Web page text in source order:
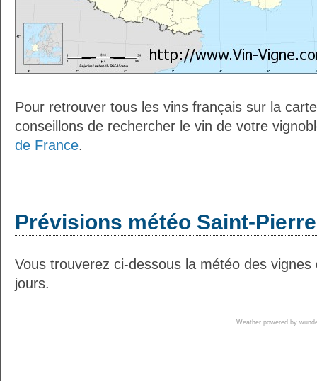
Pour retrouver tous les vins français sur la
conseillons de rechercher le vin de votre
de France.
Prévisions météo Saint-
Vous trouverez ci-dessous la météo des
jours.
Weather powered by